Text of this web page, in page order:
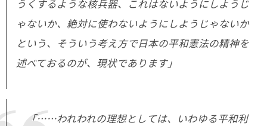
うくするような核兵器、これはないようにしようじ
ゃないか、絶対に使わないようにしようじゃないか
という、そういう考え方で日本の平和憲法の精神を
述べておるのが、現状であります」
「……われわれの理想としては、いわゆる平和利